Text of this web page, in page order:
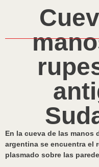
En la cueva de las manos
argentina se encuentra el
plasmado sobre las